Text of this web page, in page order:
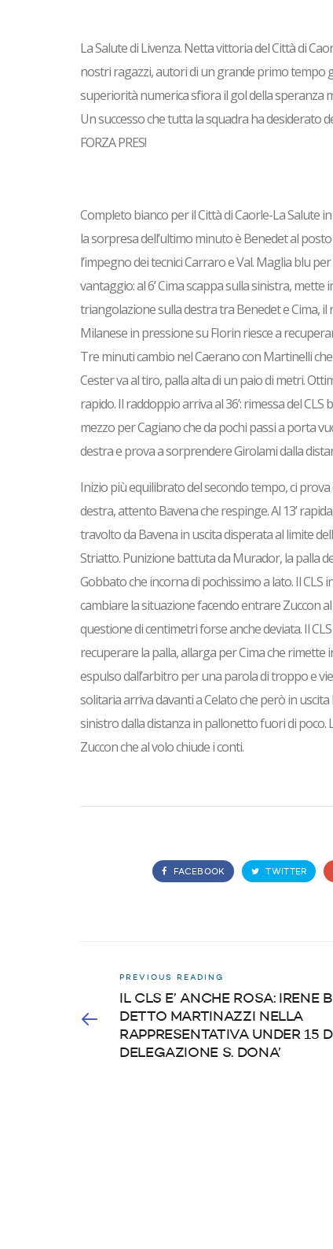
La Salute di Livenza. Netta vittoria del Città di
nostri ragazzi, autori di un grande primo tempo
superiorità numerica sfiora il gol della speranza
Un successo che tutta la squadra ha desiderato
FORZA PRES!
Completo bianco per il Città di Caorle-La Salute
la sorpresa dell’ultimo minuto è Benedet al
l’impegno dei tecnici Carraro e Val. Maglia blu
vantaggio: al 6’ Cima scappa sulla sinistra,
triangolazione sulla destra tra Benedet e Cima, il
Milanese in pressione su FIorin riesce a
Tre minuti cambio nel Caerano con Martinelli
Cester va al tiro, palla alta di un paio di metri.
rapido. Il raddoppio arriva al 36’: rimessa del
mezzo per Cagiano che da pochi passi a porta
destra e prova a sorprendere Girolami dalla
Inizio più equilibrato del secondo tempo, ci
destra, attento Bavena che respinge. Al 13’
travolto da Bavena in uscita disperata al limite
Striatto. Punizione battuta da Murador, la palla
Gobbato che incorna di pochissimo a lato. Il
cambiare la situazione facendo entrare Zuccon
questione di centimetri forse anche deviata. Il
recuperare la palla, allarga per Cima che
espulso dall’arbitro per una parola di troppo e
solitaria arriva davanti a Celato che però in
sinistro dalla distanza in pallonetto fuori di poco.
Zuccon che al volo chiude i conti.
FACEBOOK TWITTER
PREVIOUS READING
IL CLS E’ ANCHE ROSA: IRENE
DETTO MARTINAZZI NELLA
RAPPRESENTATIVA UNDER 15
DELEGAZIONE S. DONA’